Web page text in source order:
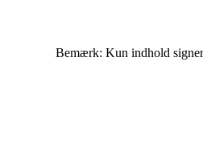
Bemærk: Kun indhold